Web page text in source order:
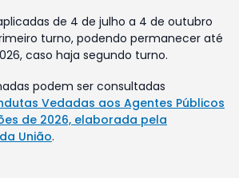
de 4 de julho a 4 de outubro
turno, podendo permanecer até
caso haja segundo turno.
podem ser consultadas
Vedadas aos Agentes Públicos
de 2026, elaborada pela
União.